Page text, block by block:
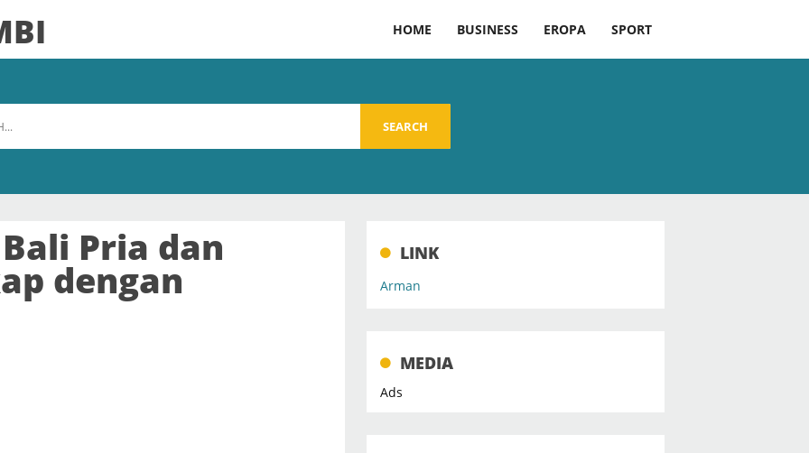
HOME BUSINESS EROPA SPORT
SEARCH
Pria dan
dengan
LINK
Arman
MEDIA
Ads